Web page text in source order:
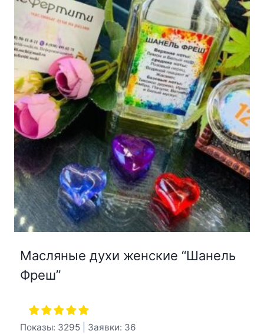
Масляные духи женские “Шанель
Фреш”
Показы: 3295 | Заявки: 36